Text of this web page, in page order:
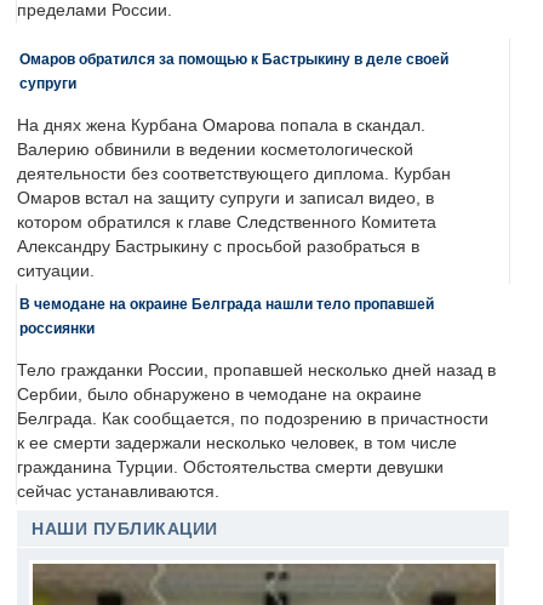
пределами России.
Омаров обратился за помощью к Бастрыкину в деле своей
супруги
На днях жена Курбана Омарова попала в скандал.
Валерию обвинили в ведении косметологической
деятельности без соответствующего диплома. Курбан
Омаров встал на защиту супруги и записал видео, в
котором обратился к главе Следственного Комитета
Александру Бастрыкину с просьбой разобраться в
ситуации.
В чемодане на окраине Белграда нашли тело пропавшей
россиянки
Тело гражданки России, пропавшей несколько дней назад в
Сербии, было обнаружено в чемодане на окраине
Белграда. Как сообщается, по подозрению в причастности
к ее смерти задержали несколько человек, в том числе
гражданина Турции. Обстоятельства смерти девушки
сейчас устанавливаются.
НАШИ ПУБЛИКАЦИИ